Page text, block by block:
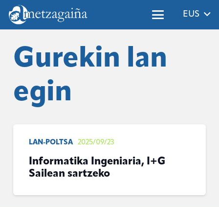
EUS
Gurekin lan
egin
LAN-POLTSA 2025/09/23
Informatika Ingeniaria, I+G
Sailean sartzeko